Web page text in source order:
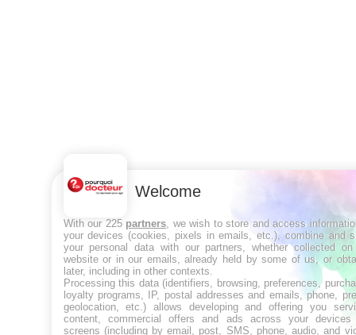
Welcome
With our 225 partners , we wish to store and access
your devices (cookies, pixels in emails, etc.), combine and
your personal data with our partners, whether collected
website or in our emails, already held by some of us, or
later, including in other contexts.
Processing this data (identifiers, browsing, preferences,
loyalty programs, IP, postal addresses and emails, phone,
geolocation, etc.) allows developing and offering you
content, commercial offers and ads across your devices
screens (including by email, post, SMS, phone, audio, and